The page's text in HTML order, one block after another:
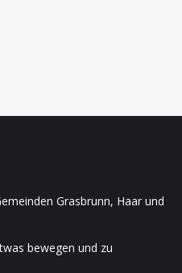
Grasbrunn, Haar und
bewegen und zu